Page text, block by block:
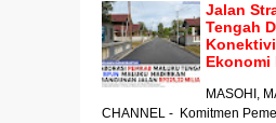
Jalan
Tengah
Ekonomi
MASOHI,
CHANNEL - Komitmen